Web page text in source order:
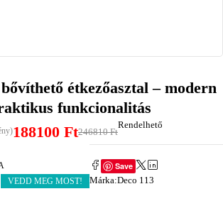
étkezőasztal – modern
funkcionalitás
246810Ft
188100 Ft Rendelhető
VEDD MEG MOST!
Save
Márka:Deco 113